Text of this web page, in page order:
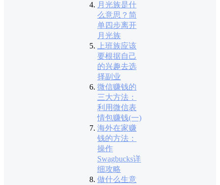
月光族是什
么意思？简
单四步离开
月光族
上班族应该
要根据自己
的兴趣去选
择副业
微信赚钱的
三大方法：
利用微信表
情包赚钱(一)
海外在家赚
钱的方法：
操作
Swagbucks详
细攻略
做什么生意